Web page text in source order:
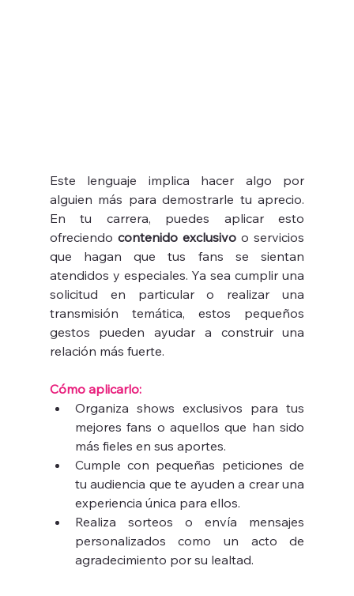
Este lenguaje implica hacer algo por
alguien más para demostrarle tu aprecio.
En tu carrera, puedes aplicar esto
ofreciendo contenido exclusivo o servicios
que hagan que tus fans se sientan
atendidos y especiales. Ya sea cumplir una
solicitud en particular o realizar una
transmisión temática, estos pequeños
gestos pueden ayudar a construir una
relación más fuerte.
Cómo aplicarlo:
Organiza shows exclusivos para tus
mejores fans o aquellos que han sido
más fieles en sus aportes.
Cumple con pequeñas peticiones de
tu audiencia que te ayuden a crear una
experiencia única para ellos.
Realiza sorteos o envía mensajes
personalizados como un acto de
agradecimiento por su lealtad.